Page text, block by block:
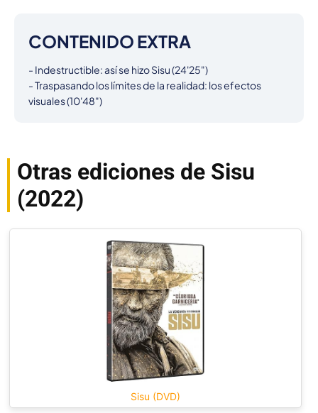
CONTENIDO EXTRA
- Indestructible: así se hizo Sisu (24'25")
- Traspasando los límites de la realidad: los efectos
visuales (10'48")
Otras ediciones de Sisu
(2022)
Sisu (DVD)